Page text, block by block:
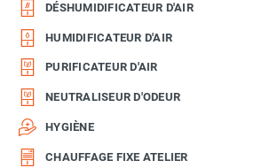
DÉSHUMIDIFICATEUR D'AIR
HUMIDIFICATEUR D'AIR
PURIFICATEUR D'AIR
NEUTRALISEUR D'ODEUR
HYGIÈNE
CHAUFFAGE FIXE ATELIER